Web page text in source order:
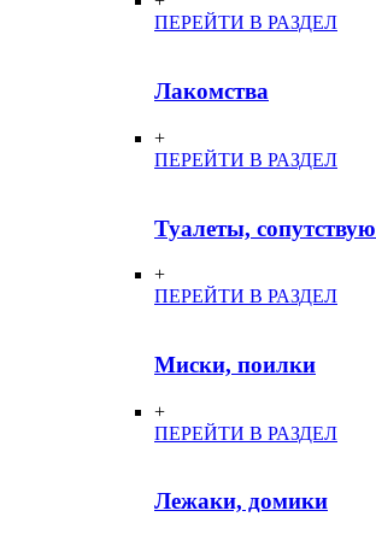
ПЕРЕЙТИ В РАЗДЕЛ
Лакомства
+
ПЕРЕЙТИ В РАЗДЕЛ
Туалеты,
+
ПЕРЕЙТИ В РАЗДЕЛ
Миски, поилки
+
ПЕРЕЙТИ В РАЗДЕЛ
Лежаки, домики